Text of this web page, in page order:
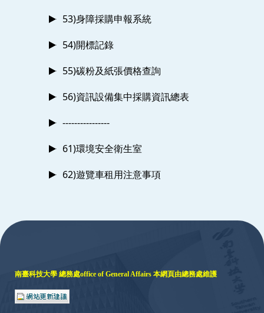
53)身障採購申報系統
54)開標記錄
55)碳粉及紙張價格查詢
56)資訊設備集中採購資訊總表
----------------
61)環境安全衛生室
62)遊覽車租用注意事項
南臺科技大學 總務處office of General Affairs 本網頁由總務處維護